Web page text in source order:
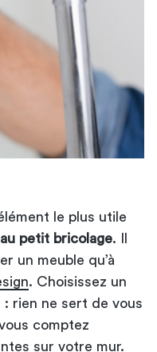
le plus utile
petit bricolage. Il
un meuble qu’à
. Choisissez un
: rien ne sert de vous
comptez
sur votre mur.